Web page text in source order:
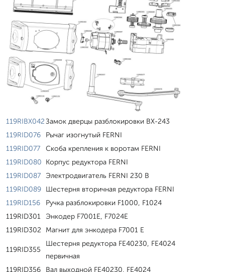
119RIBX042Замок дверцы разблокировки BX-243
119RID076
Рычаг изогнутый FERNI
119RID077
Скоба крепления к воротам FERNI
119RID080 Корпус редуктора FERNI
119RID087 Электродвигатель FERNI 230 В
119RID089 Шестерня вторичная редуктора FERNI
119RID156
Ручка разблокировки F1000, F1024
119RID301 Энкодер F7001E, F7024E
119RID302
Магнит для энкодера F7001 E
119RID355
Шестерня редуктора FE40230, FE4024
первичная
119RID356
Вал выходной FE40230, FE4024